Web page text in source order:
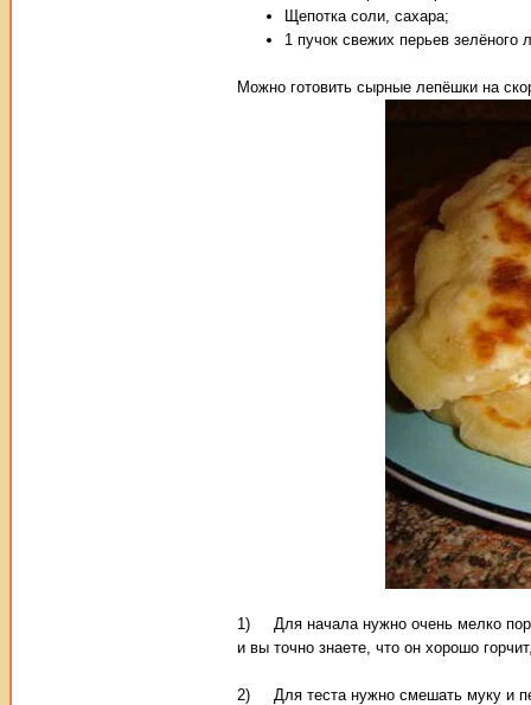
Щепотка соли, сахара;
1 пучок свежих перьев зелёного
Можно готовить сырные лепёшки на
1) Для начала нужно очень мелко
и вы точно знаете, что он хорошо
2) Для теста нужно смешать муку и